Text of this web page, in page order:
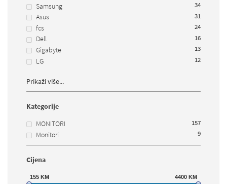
Samsung
34
Asus 31
fcs 24
Dell 16
Gigabyte 13
LG 12
Prikaži više...
Kategorije
MONITORI
157
Monitori 9
Cijena
155 KM 4400 KM